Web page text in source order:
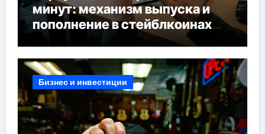
минут: механизм выпуска и
пополнение в стейблкоинах
без банковской верификации
Бизнес и инвестиции